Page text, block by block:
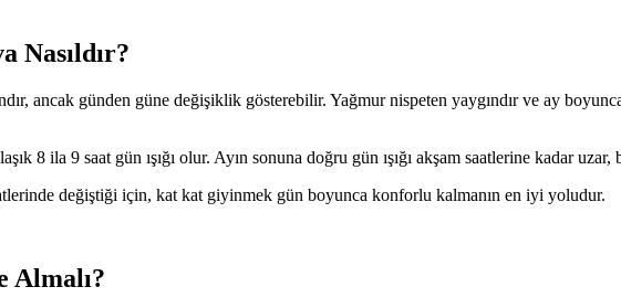
Nasıldır?
ancak günden güne değişiklik gösterebilir. Yağmur nispeten yaygındır ve ay
8 ila 9 saat gün ışığı olur. Ayın sonuna doğru gün ışığı akşam saatlerine kadar
değiştiği için, kat kat giyinmek gün boyunca konforlu kalmanın en iyi yoludur.
Almalı?